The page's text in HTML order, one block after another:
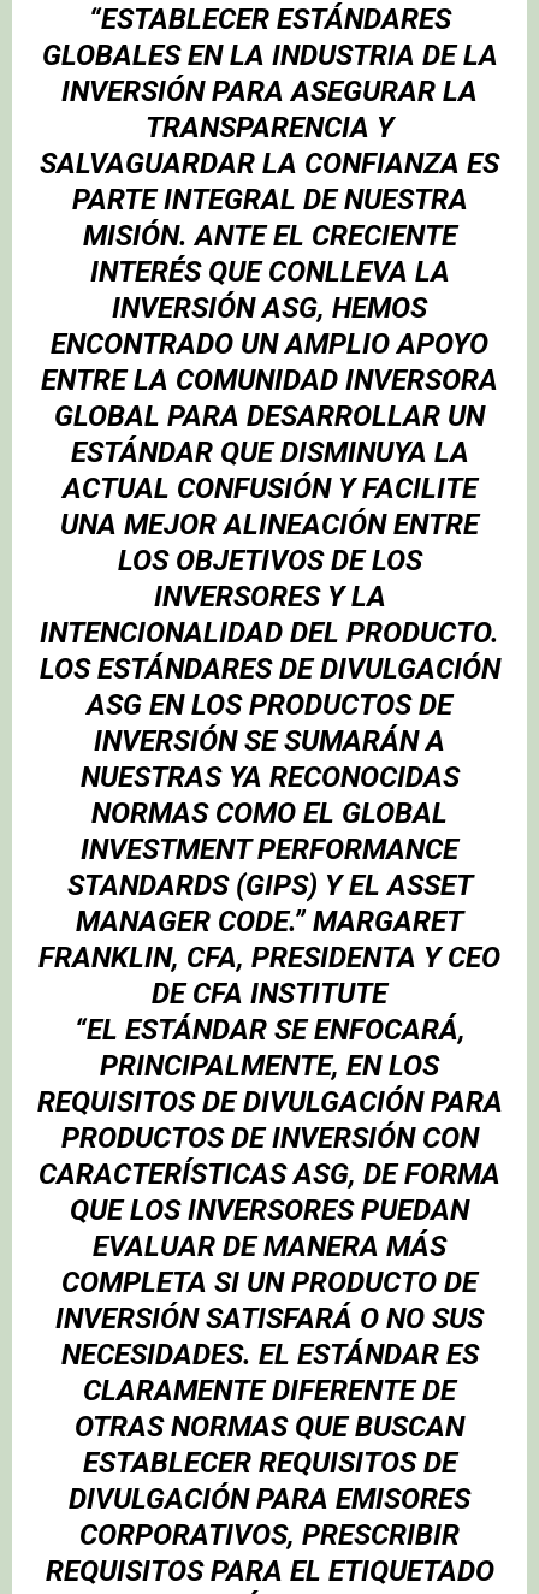
“ESTABLECER ESTÁNDARES
GLOBALES EN LA INDUSTRIA DE LA
INVERSIÓN PARA ASEGURAR LA
TRANSPARENCIA Y
SALVAGUARDAR LA CONFIANZA ES
PARTE INTEGRAL DE NUESTRA
MISIÓN. ANTE EL CRECIENTE
INTERÉS QUE CONLLEVA LA
INVERSIÓN ASG, HEMOS
ENCONTRADO UN AMPLIO APOYO
ENTRE LA COMUNIDAD INVERSORA
GLOBAL PARA DESARROLLAR UN
ESTÁNDAR QUE DISMINUYA LA
ACTUAL CONFUSIÓN Y FACILITE
UNA MEJOR ALINEACIÓN ENTRE
LOS OBJETIVOS DE LOS
INVERSORES Y LA
INTENCIONALIDAD DEL PRODUCTO.
LOS ESTÁNDARES DE DIVULGACIÓN
ASG EN LOS PRODUCTOS DE
INVERSIÓN SE SUMARÁN A
NUESTRAS YA RECONOCIDAS
NORMAS COMO EL GLOBAL
INVESTMENT PERFORMANCE
STANDARDS (GIPS) Y EL ASSET
MANAGER CODE.”MARGARET
FRANKLIN, CFA, PRESIDENTA Y CEO
DE CFA INSTITUTE
“EL ESTÁNDAR SE ENFOCARÁ,
PRINCIPALMENTE, EN LOS
REQUISITOS DE DIVULGACIÓN PARA
PRODUCTOS DE INVERSIÓN CON
CARACTERÍSTICAS ASG, DE FORMA
QUE LOS INVERSORES PUEDAN
EVALUAR DE MANERA MÁS
COMPLETA SI UN PRODUCTO DE
INVERSIÓN SATISFARÁ O NO SUS
NECESIDADES. EL ESTÁNDAR ES
CLARAMENTE DIFERENTE DE
OTRAS NORMAS QUE BUSCAN
ESTABLECER REQUISITOS DE
DIVULGACIÓN PARA EMISORES
CORPORATIVOS, PRESCRIBIR
REQUISITOS PARA EL ETIQUETADO